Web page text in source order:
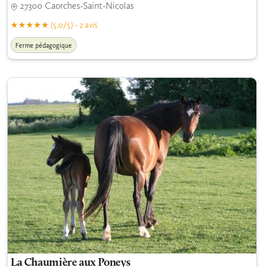
27300 Caorches-Saint-Nicolas
(5.0/5) - 2 avis
Ferme pédagogique
La Chaumière aux Poneys